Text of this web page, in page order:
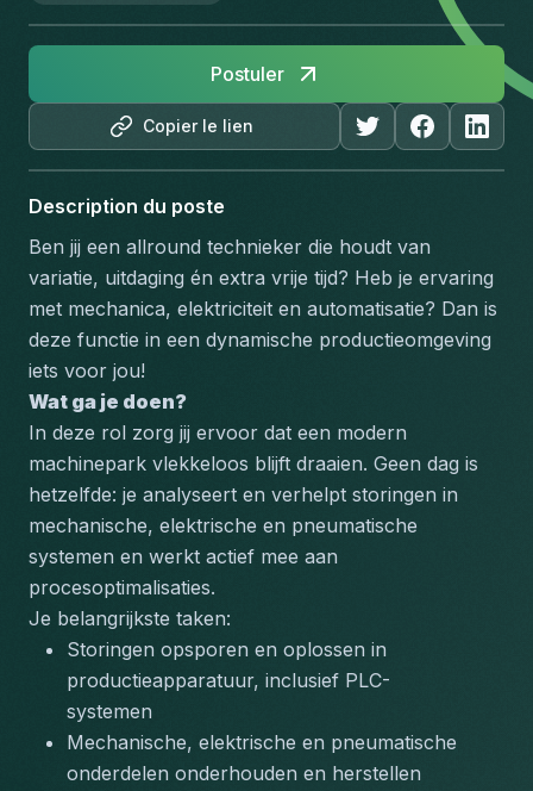
Copier le lien
Postuler
Description du poste
Ben jij een allround technieker die houdt van
variatie, uitdaging én extra vrije tijd? Heb je ervaring
met mechanica, elektriciteit en automatisatie? Dan is
deze functie in een dynamische productieomgeving
iets voor jou!
Wat ga je doen?
In deze rol zorg jij ervoor dat een modern
machinepark vlekkeloos blijft draaien. Geen dag is
hetzelfde: je analyseert en verhelpt storingen in
mechanische, elektrische en pneumatische
systemen en werkt actief mee aan
procesoptimalisaties.
Je belangrijkste taken:
Storingen opsporen en oplossen in
productieapparatuur, inclusief PLC-
systemen
Mechanische, elektrische en pneumatische
onderdelen onderhouden en herstellen